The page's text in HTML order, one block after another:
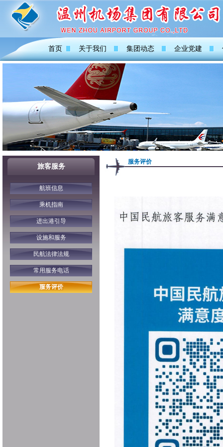
首页 关于我们 集团动态 企业党建
旅客服务
航班信息
乘机指南
进出港引导
设施和服务
民航法律法规
常用服务电话
服务评价
服务评价